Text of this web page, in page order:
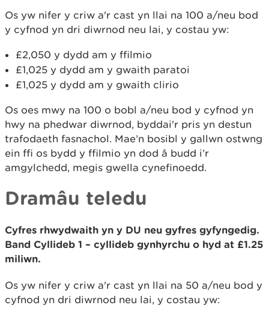
Os yw nifer y criw a'r cast yn llai na 100 a/neu bod
y cyfnod yn dri diwrnod neu lai, y costau yw:
£2,050 y dydd am y ffilmio
£1,025 y dydd am y gwaith paratoi
£1,025 y dydd am y gwaith clirio
Os oes mwy na 100 o bobl a/neu bod y cyfnod yn
hwy na phedwar diwrnod, byddai'r pris yn destun
trafodaeth fasnachol. Mae’n bosibl y gallwn ostwng
ein ffi os bydd y ffilmio yn dod â budd i’r
amgylchedd, megis gwella cynefinoedd.
Dramâu teledu
Cyfres rhwydwaith yn y DU neu gyfres gyfyngedig.
Band Cyllideb 1 – cyllideb gynhyrchu o hyd at £1.25
miliwn.
Os yw nifer y criw a'r cast yn llai na 50 a/neu bod y
cyfnod yn dri diwrnod neu lai, y costau yw: